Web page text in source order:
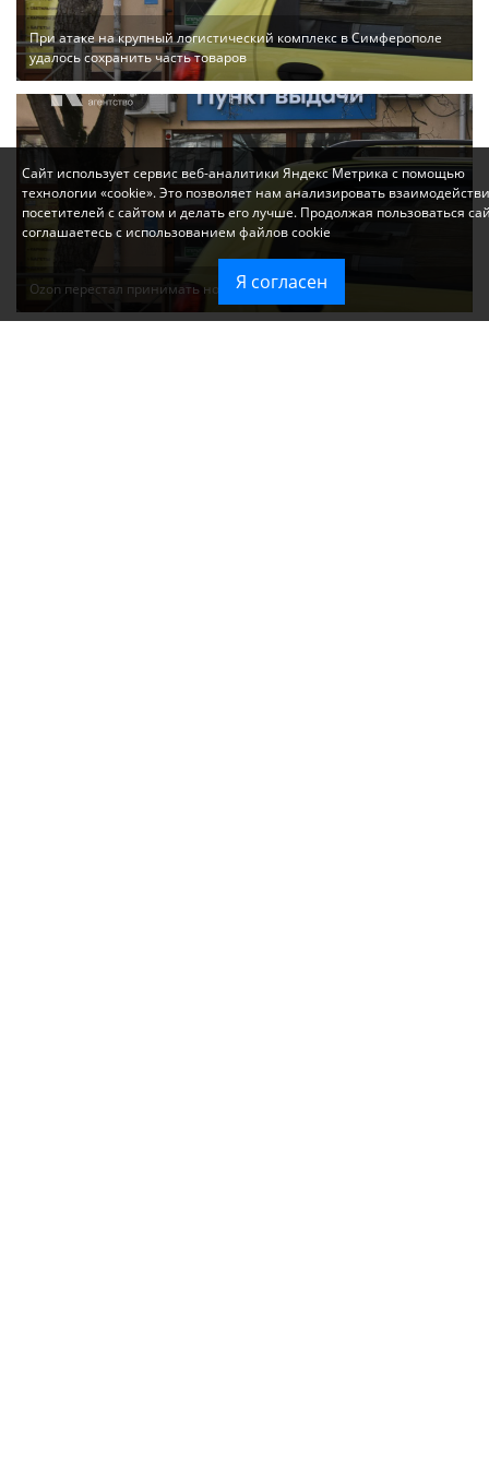
При атаке на крупный логистический комплекс в Симферополе
удалось сохранить часть товаров
Ozon перестал принимать новые заказы в Крым
Сайт использует сервис веб-аналитики Яндекс Метрика с помощью
технологии «cookie». Это позволяет нам анализировать
посетителей с сайтом и делать его лучше. Продолжая пользоваться
соглашаетесь с использованием файлов cookie
Я согласен